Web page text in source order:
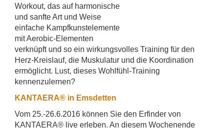
Workout, das auf harmonische
und sanfte Art und Weise
einfache Kampfkunstelemente
mit Aerobic-Elementen
verknüpft und so ein wirkungsvolles Training für den
Herz-Kreislauf, die Muskulatur und die Koordination
ermöglicht. Lust, dieses Wohlfühl-Training
kennenzulernen?
KANTAERA® in Emsdetten
Vom 25.-26.6.2016 können Sie den Erfinder von
KANTAERA® live erleben. An diesem Wochenende